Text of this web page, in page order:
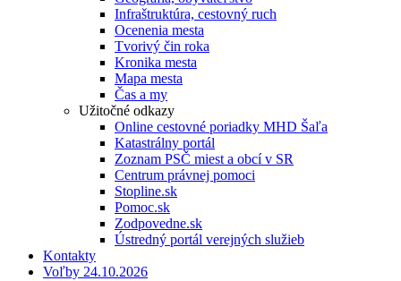
Infraštruktúra, cestovný ruch
Ocenenia mesta
Tvorivý čin roka
Kronika mesta
Mapa mesta
Čas a my
Užitočné odkazy
Online cestovné poriadky MHD Šaľa
Katastrálny portál
Zoznam PSČ miest a obcí v SR
Centrum právnej pomoci
Stopline.sk
Pomoc.sk
Zodpovedne.sk
Ústredný portál verejných služieb
Kontakty
Voľby 24.10.2026